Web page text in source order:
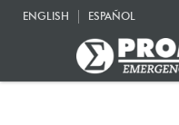
ENGLISH ESPAÑOL